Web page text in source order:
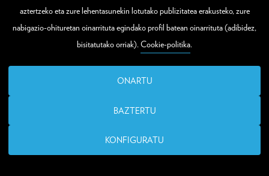
T. (00 34) 943 48 15 80
santelmo@donostia.eus
aztertzeko eta zure lehentasunekin lotutako publizitatea erakusteko, zure
nabigazio-ohituretan oinarrituta egindako profil batean oinarrituta (adibidez,
bisitatutako orriak).Cookie-politika.
KONFIGURATU
BAZTERTU
ONARTU